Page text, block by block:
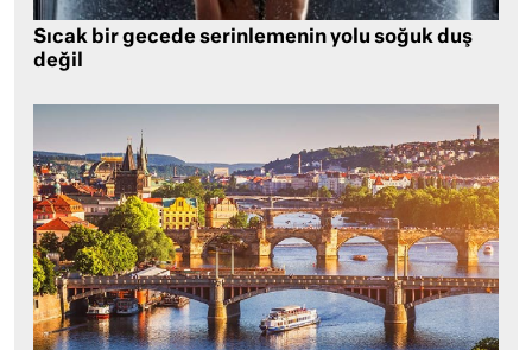
Sıcak bir gecede serinlemenin yolu soğuk duş
değil